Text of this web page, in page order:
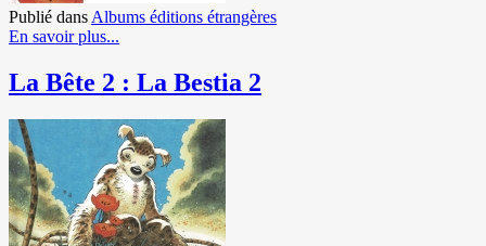
Publié dans Albums éditions étrangères
En savoir plus...
La Bête 2 : La Bestia 2